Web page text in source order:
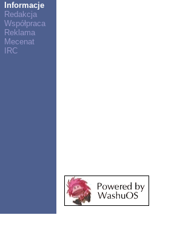
Informacje
Redakcja
Współpraca
Reklama
Mecenat
IRC